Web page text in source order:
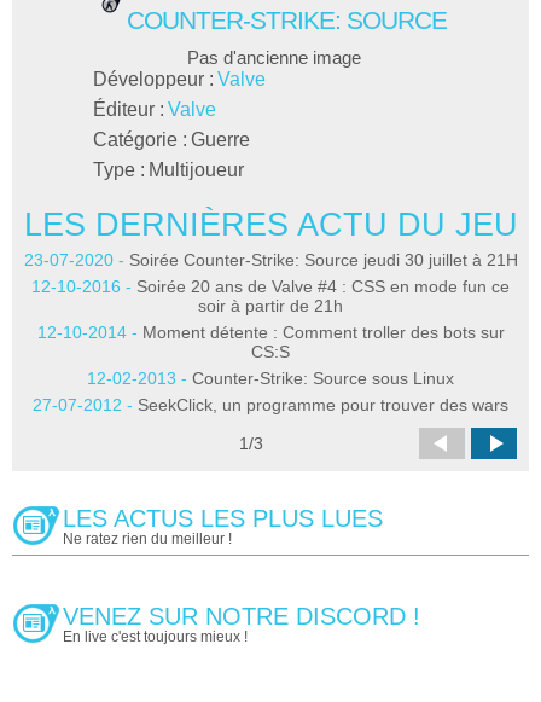
COUNTER-STRIKE: SOURCE
Pas d'ancienne image
Développeur : Valve
Éditeur : Valve
Catégorie : Guerre
Type : Multijoueur
LES DERNIÈRES ACTU DU JEU
23-07-2020 - Soirée Counter-Strike: Source jeudi 30 juillet à 21H
12-10-2016 - Soirée 20 ans de Valve #4 : CSS en mode fun ce
soir à partir de 21h
12-10-2014 - Moment détente : Comment troller des bots sur
CS:S
12-02-2013 - Counter-Strike: Source sous Linux
27-07-2012 - SeekClick, un programme pour trouver des wars
1/3
LES ACTUS LES PLUS LUES
Ne ratez rien du meilleur !
VENEZ SUR NOTRE DISCORD !
En live c'est toujours mieux !